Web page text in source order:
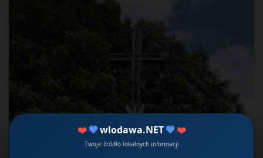
❤️ 💙wlodawa.NET 💙❤️
Twoje źródło lokalnych informacji